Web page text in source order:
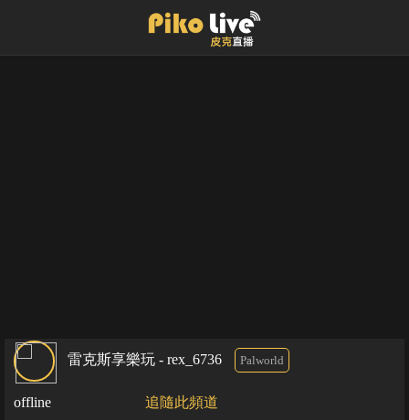
雷克斯享樂玩 - rex_6736 Palworld
offline 追隨此頻道